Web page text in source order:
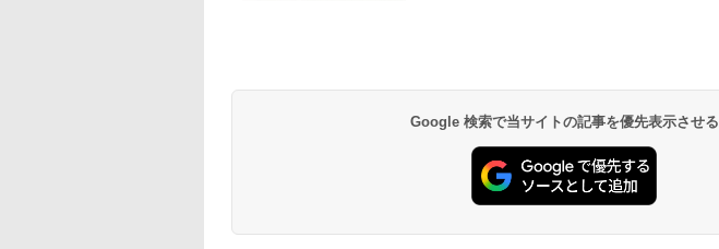
￥594
￥572
Google 検索で当サイトの記事を優先表示させる